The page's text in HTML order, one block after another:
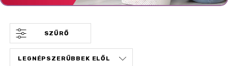
SZŰRŐ